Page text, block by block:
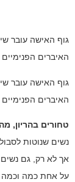
גוף האישה עובר
האיברים
גוף האישה עובר
האיברים
טחורים בהריון,
נשים שנוטות
אך לא רק, גם נשים
על אחת כמה וכמה